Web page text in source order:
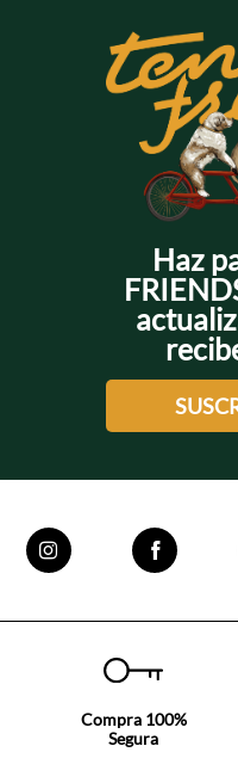
Haz
Compra 100%
Segura